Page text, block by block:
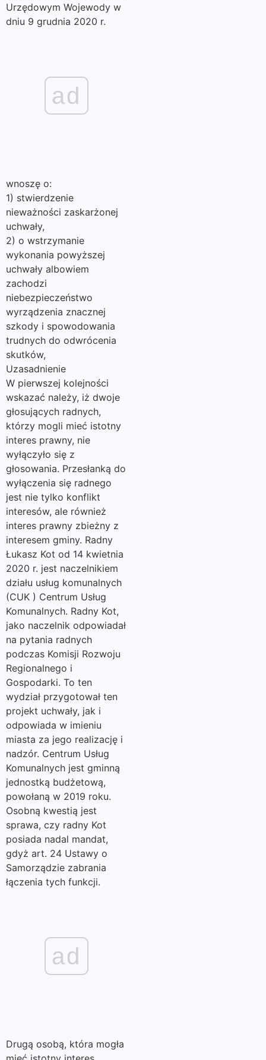
Urzędowym Wojewody w
dniu 9 grudnia 2020 r.
ad
wnoszę o:
1) stwierdzenie
nieważności zaskarżonej
uchwały,
2) o wstrzymanie
wykonania powyższej
uchwały albowiem
zachodzi
niebezpieczeństwo
wyrządzenia znacznej
szkody i spowodowania
trudnych do odwrócenia
skutków,
Uzasadnienie
W pierwszej kolejności
wskazać należy, iż dwoje
głosujących radnych,
którzy mogli mieć istotny
interes prawny, nie
wyłączyło się z
głosowania. Przesłanką do
wyłączenia się radnego
jest nie tylko konflikt
interesów, ale również
interes prawny zbieżny z
interesem gminy. Radny
Łukasz Kot od 14 kwietnia
2020 r. jest naczelnikiem
działu usług komunalnych
(CUK ) Centrum Usług
Komunalnych. Radny Kot,
jako naczelnik odpowiadał
na pytania radnych
podczas Komisji Rozwoju
Regionalnego i
Gospodarki. To ten
wydział przygotował ten
projekt uchwały, jak i
odpowiada w imieniu
miasta za jego realizację i
nadzór. Centrum Usług
Komunalnych jest gminną
jednostką budżetową,
powołaną w 2019 roku.
Osobną kwestią jest
sprawa, czy radny Kot
posiada nadal mandat,
gdyż art. 24 Ustawy o
Samorządzie zabrania
łączenia tych funkcji.
ad
Drugą osobą, która mogła